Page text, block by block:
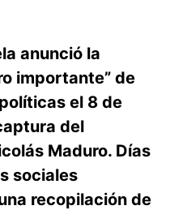
anunció la
importante” de
el 8 de
del
Maduro. Días
sociales
recopilación de